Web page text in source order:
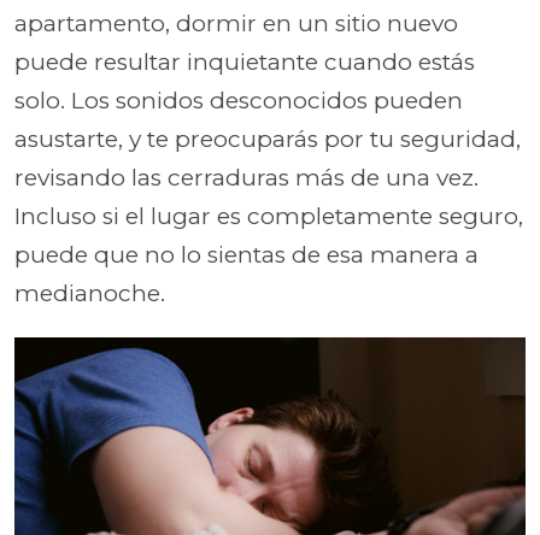
apartamento, dormir en un sitio nuevo
puede resultar inquietante cuando estás
solo. Los sonidos desconocidos pueden
asustarte, y te preocuparás por tu seguridad,
revisando las cerraduras más de una vez.
Incluso si el lugar es completamente seguro,
puede que no lo sientas de esa manera a
medianoche.